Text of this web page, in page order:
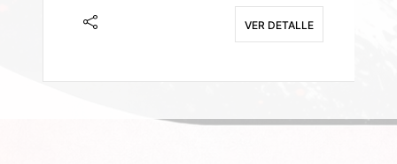
VER DETALLE